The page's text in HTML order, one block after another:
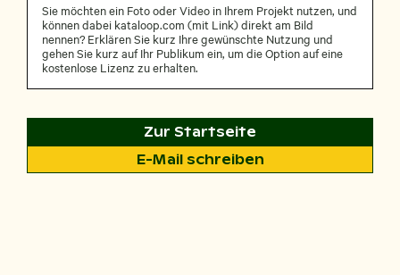
Sie möchten ein Foto oder Video in Ihrem Projekt nutzen, und
können dabei kataloop.com (mit Link) direkt am Bild
nennen? Erklären Sie kurz Ihre gewünschte Nutzung und
gehen Sie kurz auf Ihr Publikum ein, um die Option auf eine
kostenlose Lizenz zu erhalten.
Zur Startseite
E-Mail schreiben